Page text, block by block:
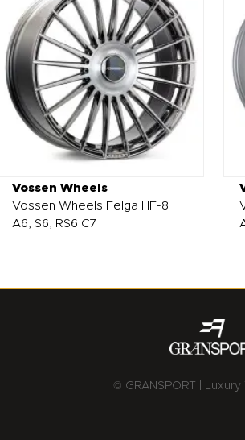
Vossen Wheels
Vossen Wheels Felga HF-8
A6, S6, RS6 C7
© GRANSPORT | Luxury